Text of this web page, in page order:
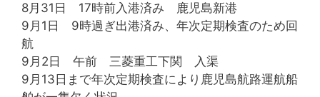
8月31日 17時前入港済み 鹿児島新港
9月1日 9時過ぎ出港済み、年次定期検査のため回
航
9月2日 午前 三菱重工下関 入渠
9月13日まで年次定期検査により鹿児島航路運航船